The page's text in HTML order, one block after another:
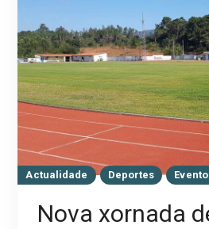
Actualidade Deportes
Nova xornada